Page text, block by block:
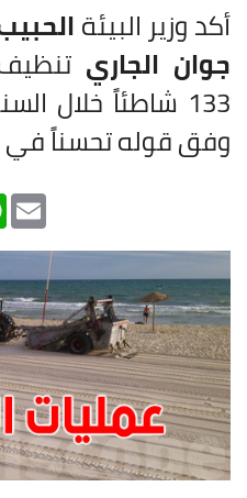
أكد وزير البيئة
جوان الجاري
133 شاطئاً خلال
وفق قوله تحسناً في
Email